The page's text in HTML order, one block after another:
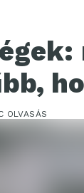
OLVASÁS